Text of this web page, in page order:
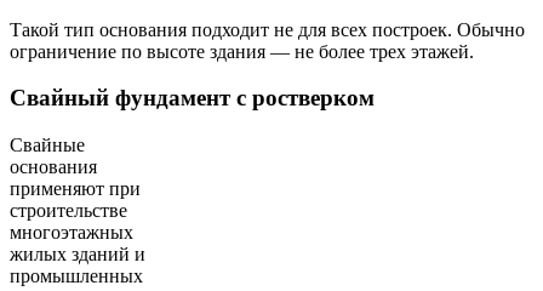
Такой тип основания подходит не для всех построек. Обычно
ограничение по высоте здания — не более трех этажей.
Свайный фундамент с ростверком
Свайные
основания
применяют при
строительстве
многоэтажных
жилых зданий и
промышленных